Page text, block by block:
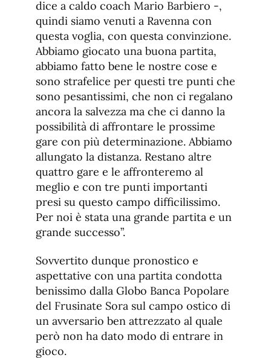
dice a caldo coach Mario Barbiero -,
quindi siamo venuti a Ravenna con
questa voglia, con questa convinzione.
Abbiamo giocato una buona partita,
abbiamo fatto bene le nostre cose e
sono strafelice per questi tre punti che
sono pesantissimi, che non ci regalano
ancora la salvezza ma che ci danno la
possibilità di affrontare le prossime
gare con più determinazione. Abbiamo
allungato la distanza. Restano altre
quattro gare e le affronteremo al
meglio e con tre punti importanti
presi su questo campo difficilissimo.
Per noi è stata una grande partita e un
grande successo”.
Sovvertito dunque pronostico e
aspettative con una partita condotta
benissimo dalla Globo Banca Popolare
del Frusinate Sora sul campo ostico di
un avversario ben attrezzato al quale
però non ha dato modo di entrare in
gioco.